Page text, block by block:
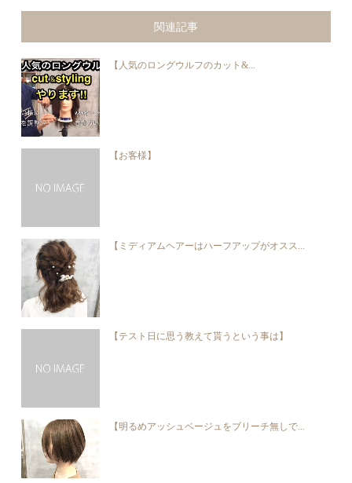
関連記事
【人気のロングウルフのカット&...
【お客様】
【ミディアムヘアーはハーフアップがオスス...
【テスト日に思う教えて貰うという事は】
【明るめアッシュベージュをブリーチ無しで...